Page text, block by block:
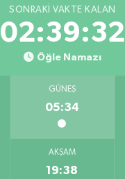
SONRAKI VAKTE KALAN
02:39:32
Öğle Namazı
GÜNEŞ
05:34
AKŞAM
19:38